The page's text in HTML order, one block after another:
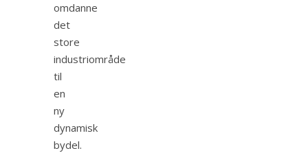
omdanne
det
store
industriområde
til
en
ny
dynamisk
bydel.